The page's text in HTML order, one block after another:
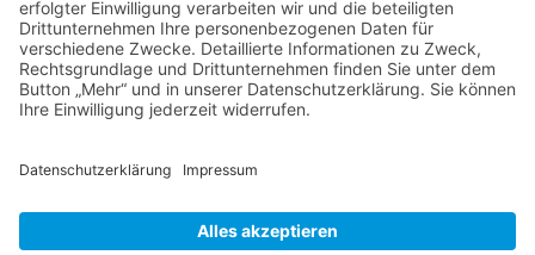
Tel.06691 8077899
info@die-linke-schwalm-eder.de
Gesetzliches
Impressum
Cookie-Einstellungen